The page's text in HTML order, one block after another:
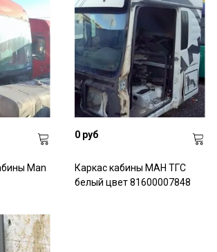
Man
0 руб
Каркас кабины МАН ТГС
белый цвет 81600007848